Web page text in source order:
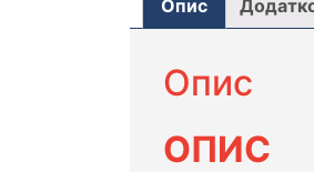
Опис
Опис
ОПИС